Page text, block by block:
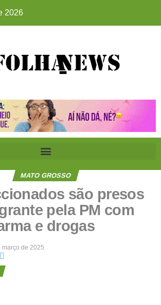
2026
MATO GROSSO
são presos
pela PM com
e drogas
março de 2025